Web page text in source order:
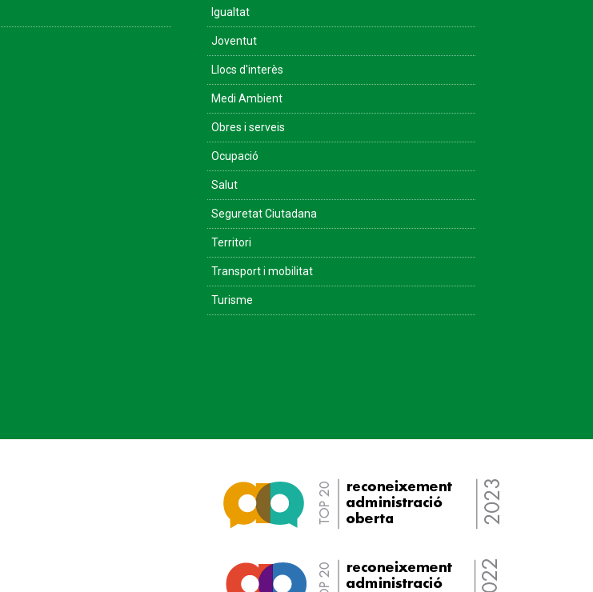
Igualtat
Joventut
Llocs d'interès
Medi Ambient
Obres i serveis
Ocupació
Salut
Seguretat Ciutadana
Territori
Transport i mobilitat
Turisme